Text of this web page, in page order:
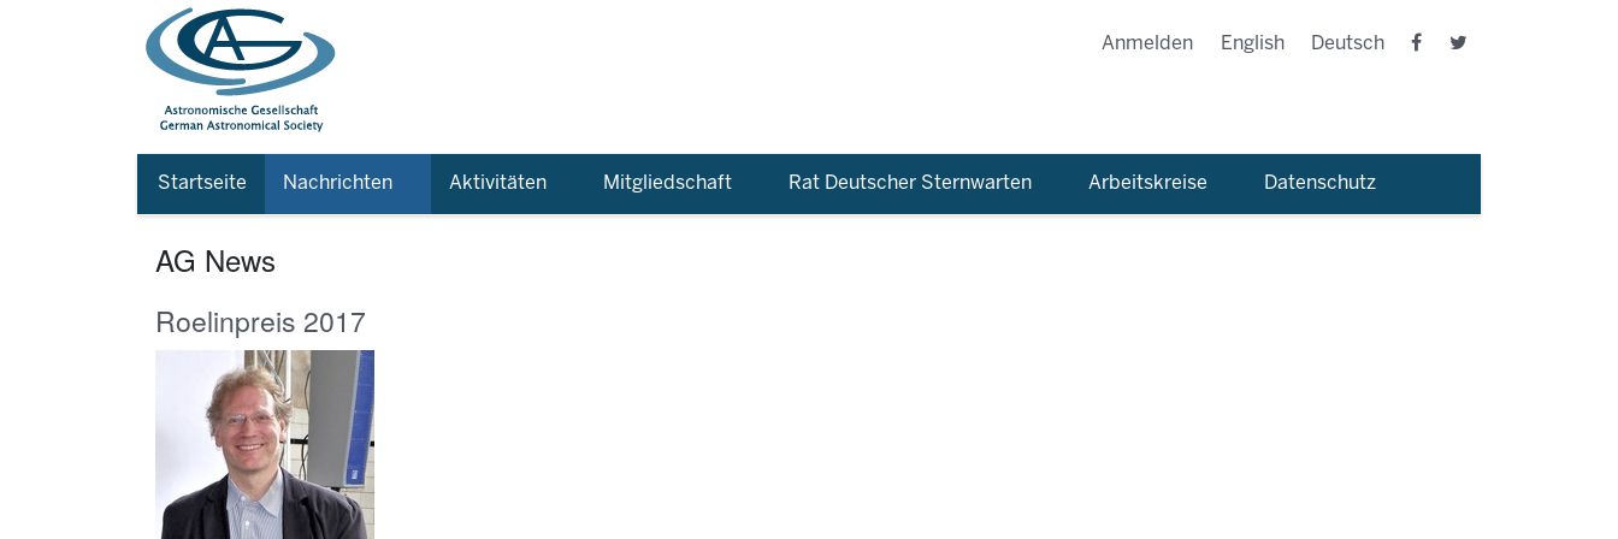
Anmelden English Deutsch
Startseite Nachrichten Aktivitäten Mitgliedschaft Rat Deutscher Sternwarten Arbeitskreise Datenschutz
AG News
Roelinpreis 2017